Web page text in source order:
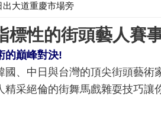
出大道重慶市場旁
標性的街頭藝人賽
的巔峰對決!
國、中 日與台灣的頂尖街頭藝術
精采絕倫的街舞馬戲雜耍技巧讓